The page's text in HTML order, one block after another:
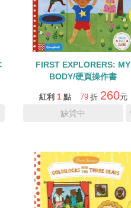
FIRST EXPLORERS: MY
BODY/硬頁操作書
紅利 1 點 79 折 260元
缺貨中